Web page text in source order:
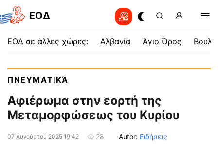
EOΔ
ΕΟΔ σε άλλες χώρες: Αλβανία Άγιο Όρος
ΠΝΕΥΜΑΤΙΚΆ
Αφιέρωμα στην εορτή της
Μεταμορφώσεως του Κυρίου
07 Αυγούστου 2025 19:42 28 Autor: Ειδήσεις